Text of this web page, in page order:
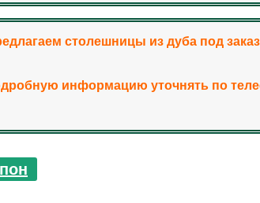
столешницы из дуба под
информацию уточнять по